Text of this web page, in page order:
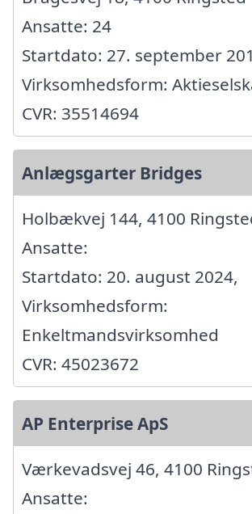
Ansatte: 24
Startdato: 27. september
Virksomhedsform:
CVR: 35514694
Anlægsgarter Bridges
Holbækvej 144, 4100
Ansatte:
Startdato: 20. august 2024,
Virksomhedsform:
Enkeltmandsvirksomhed
CVR: 45023672
AP Enterprise ApS
Værkevadsvej 46, 4100
Ansatte: